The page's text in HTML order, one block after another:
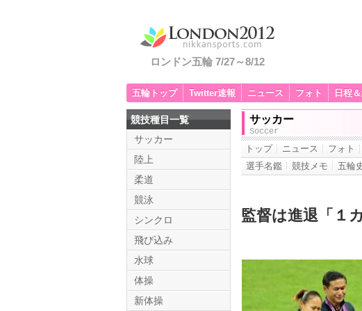
ロンドン五輪 7/27～8/12
五輪トップ Twitter速報 ニュース フォト 日程
サッカー
Soccer
トップ ニュース フォト
選手名鑑
競技メモ 五輪
監督は進退「１
競技種目一覧
サッカー
陸上
柔道
競泳
シンクロ
飛び込み
水球
体操
新体操